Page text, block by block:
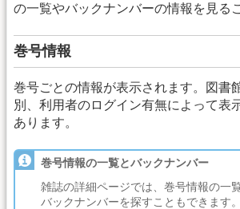
の一覧やバックナンバーの情報を見る
巻号情報
巻号ごとの情報が表示されます。図書
別、利用者のログイン有無によって表
あります。
巻号情報の一覧とバックナンバー
雑誌の詳細ページでは、巻号情報の一
バックナンバーを探すこともできます。